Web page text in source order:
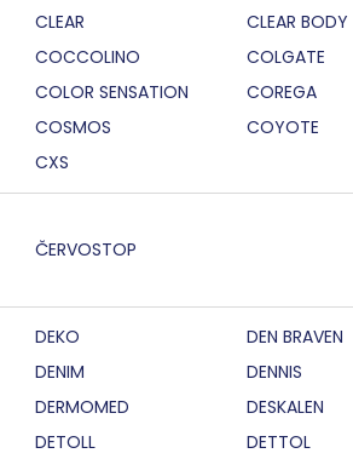
CLEAR
CLEAR BODY
COCCOLINO
COLGATE
COLOR SENSATION
COREGA
COSMOS
COYOTE
CXS
ČERVOSTOP
DEKO
DEN BRAVEN
DENIM
DENNIS
DERMOMED
DESKALEN
DETOLL
DETTOL